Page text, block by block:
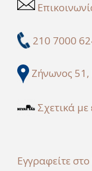
210 7000
Ζήνωνος 51,
Σχετικά με
Εγγραφείτε